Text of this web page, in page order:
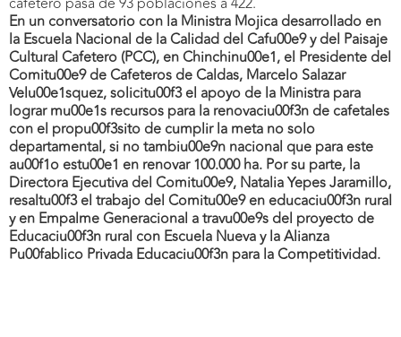
En un conversatorio con la Ministra Mojica desarrollado en
la Escuela Nacional de la Calidad del Cafu00e9 y del Paisaje
Cultural Cafetero (PCC), en Chinchinu00e1, el Presidente del
Comitu00e9 de Cafeteros de Caldas, Marcelo Salazar
Velu00e1squez, solicitu00f3 el apoyo de la Ministra para
lograr mu00e1s recursos para la renovaciu00f3n de cafetales
con el propu00f3sito de cumplir la meta no solo
departamental, si no tambiu00e9n nacional que para este
au00f1o estu00e1 en renovar 100.000 ha. Por su parte, la
Directora Ejecutiva del Comitu00e9, Natalia Yepes Jaramillo,
resaltu00f3 el trabajo del Comitu00e9 en educaciu00f3n rural
y en Empalme Generacional a travu00e9s del proyecto de
Educaciu00f3n rural con Escuela Nueva y la Alianza
Pu00fablico Privada Educaciu00f3n para la Competitividad.